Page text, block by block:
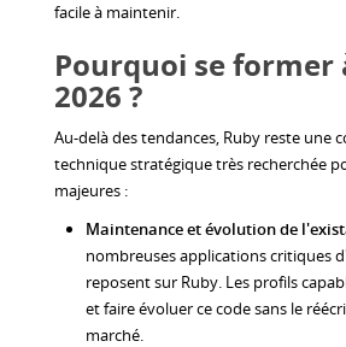
facile à maintenir.
Pourquoi se former
2026 ?
Au-delà des tendances, Ruby reste une
technique stratégique très recherchée
majeures :
Maintenance et évolution de
nombreuses applications critiques
reposent sur Ruby. Les profils
et faire évoluer ce code sans le
marché.